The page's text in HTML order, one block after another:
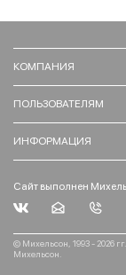
КОМПАНИЯ
ПОЛЬЗОВАТЕЛЯМ
ИНФОРМАЦИЯ
Сайт выполнен
© Михельсон, 1993 - 2026
Михельсон.